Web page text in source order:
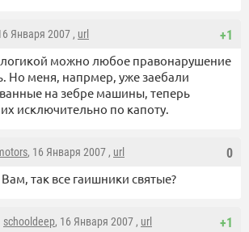
+1
Января 2007 , url
можно любое правонарушение
Но меня, напрмер, уже заебали
на зебре машины, теперь
исключительно по капоту.
0
, 16 Января 2007 , url
так все гаишники святые?
+1
schooldeep, 16 Января 2007 , url